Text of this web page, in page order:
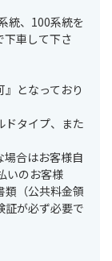
統、100系統を
下車して下さ
となっており
タイプ、また
合はお客様自
いのお客様
類（公共料金領
証が必ず必要で